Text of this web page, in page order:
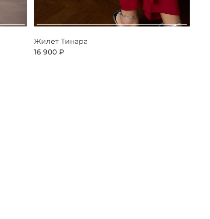
Жилет Тинара
16 900 ₽